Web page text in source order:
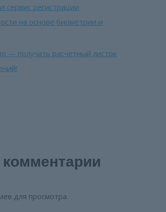
сервис регистрации
на основе биометрии и
— получать расчетный листок
для просмотра.